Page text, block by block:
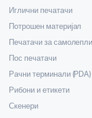
Иглични печатачи
Потрошен материјал
Печатачи за
Пос печатачи
Рачни терминали (PDA)
Рибони и етикети
Скенери